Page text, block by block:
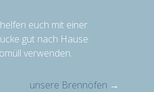
euch mit einer
gut nach Hause.
verwenden.
unsere Brennöfen →